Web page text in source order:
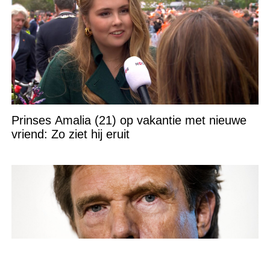
Prinses Amalia (21) op vakantie met nieuwe
vriend: Zo ziet hij eruit